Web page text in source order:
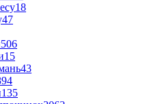
18
47
506
15
43
135